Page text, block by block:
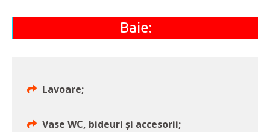
Baie:
Lavoare;
Vase WC, bideuri și accesorii;